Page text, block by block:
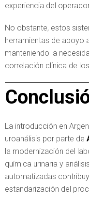
experiencia del
No obstante, estos
herramientas de apoyo
manteniendo la
correlación clínica de
La introducción en
uroanálisis por parte de
la modernización del
química urinaria y
automatizadas
estandarización del